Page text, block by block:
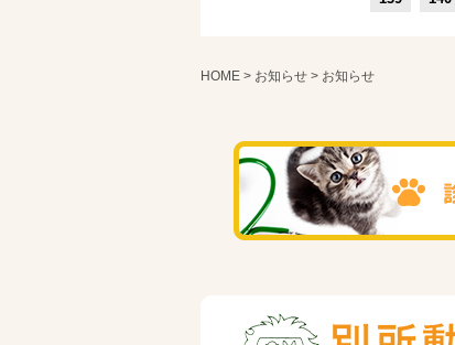
HOME > お知らせ > お知らせ